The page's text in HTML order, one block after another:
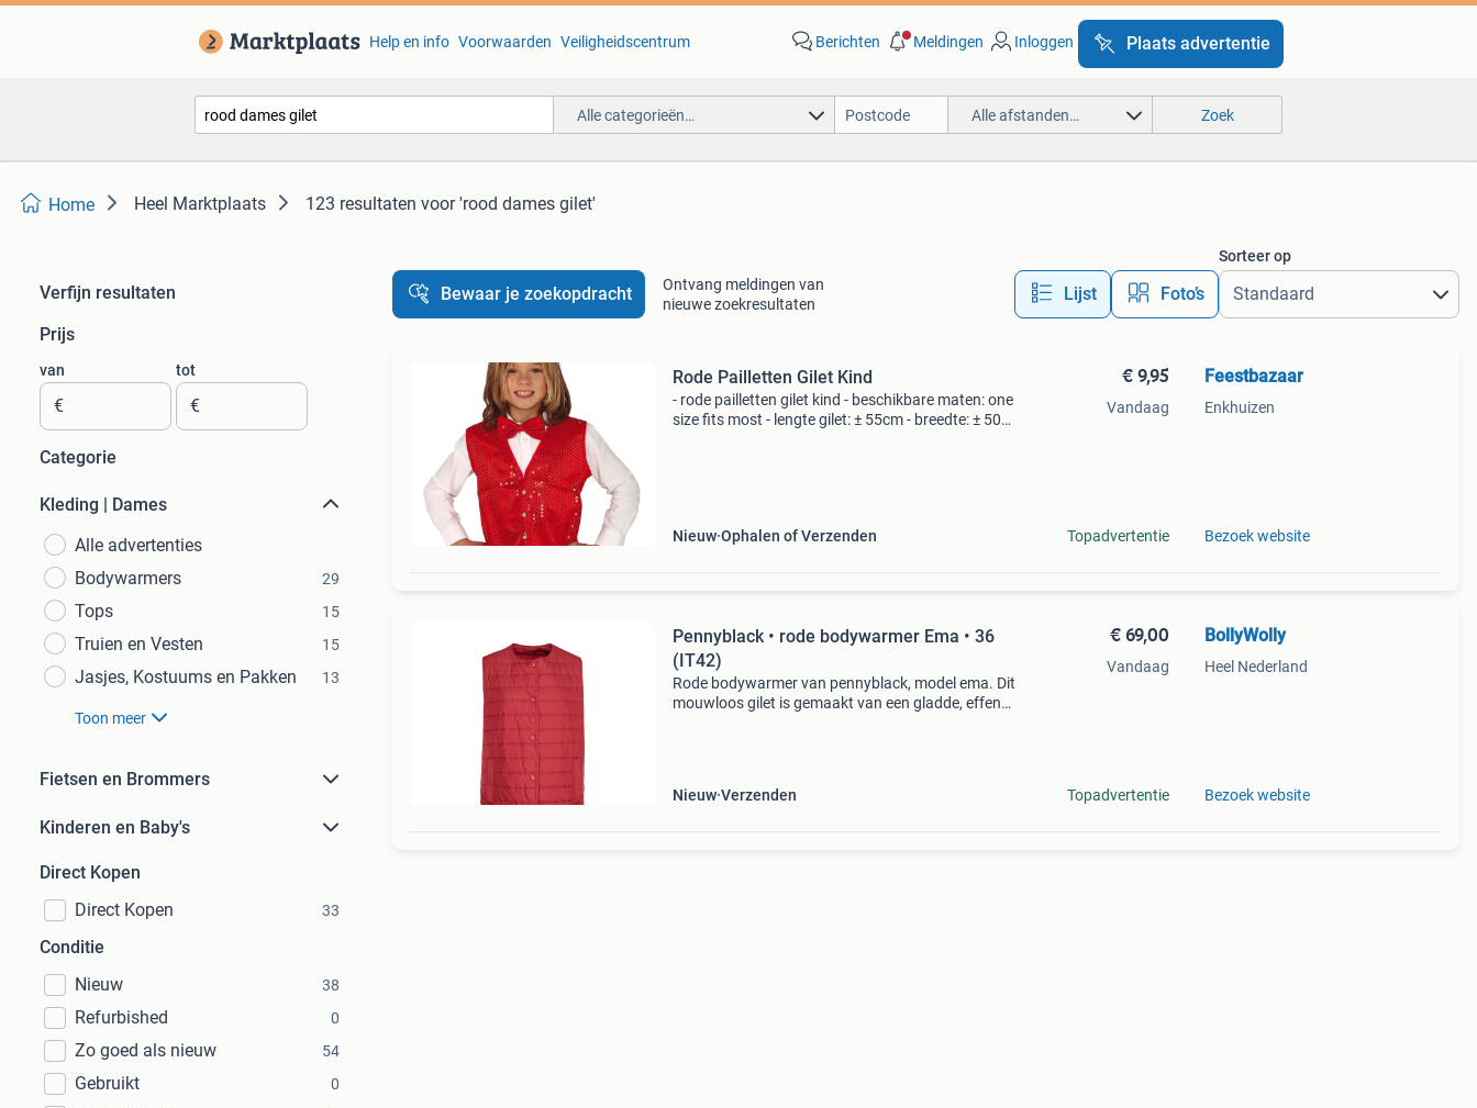
Help en info Voorwaarden Veiligheidscentrum Berichten Meldingen Inloggen Plaats advertentie
Alle categorieën… Alle afstanden… Zoek
Home Heel Marktplaats 123 resultaten voor 'rood dames gilet'
Verfijn resultaten
Prijs
van
€
tot
€
Categorie
Kleding | Dames
Alle advertenties
Bodywarmers
29
Tops 15
Truien en Vesten 15
Jasjes, Kostuums en Pakken 13
Toon meer
Fietsen en Brommers
Kinderen en Baby's
Direct Kopen
Direct Kopen
33
Conditie
Nieuw
38
Refurbished 0
Zo goed als nieuw 54
Gebruikt 0
Bewaar je zoekopdracht
Ontvang meldingen van
nieuwe zoekresultaten
Lijst Foto’s
Sorteer op
Rode Pailletten Gilet Kind
- rode pailletten gilet kind - beschikbare maten: one
size fits most - lengte gilet: ± 55cm - breedte: ± 50
Nieuw Ophalen of Verzenden
€ 9,95
Vandaag
Topadvertentie
Feestbazaar
Enkhuizen
Bezoek website
Pennyblack • rode bodywarmer Ema • 36
(IT42)
Rode bodywarmer van pennyblack, model ema. Dit
mouwloos gilet is gemaakt van een gladde, effen
Nieuw Verzenden
€ 69,00
Vandaag
Topadvertentie
BollyWolly
Heel Nederland
Bezoek website